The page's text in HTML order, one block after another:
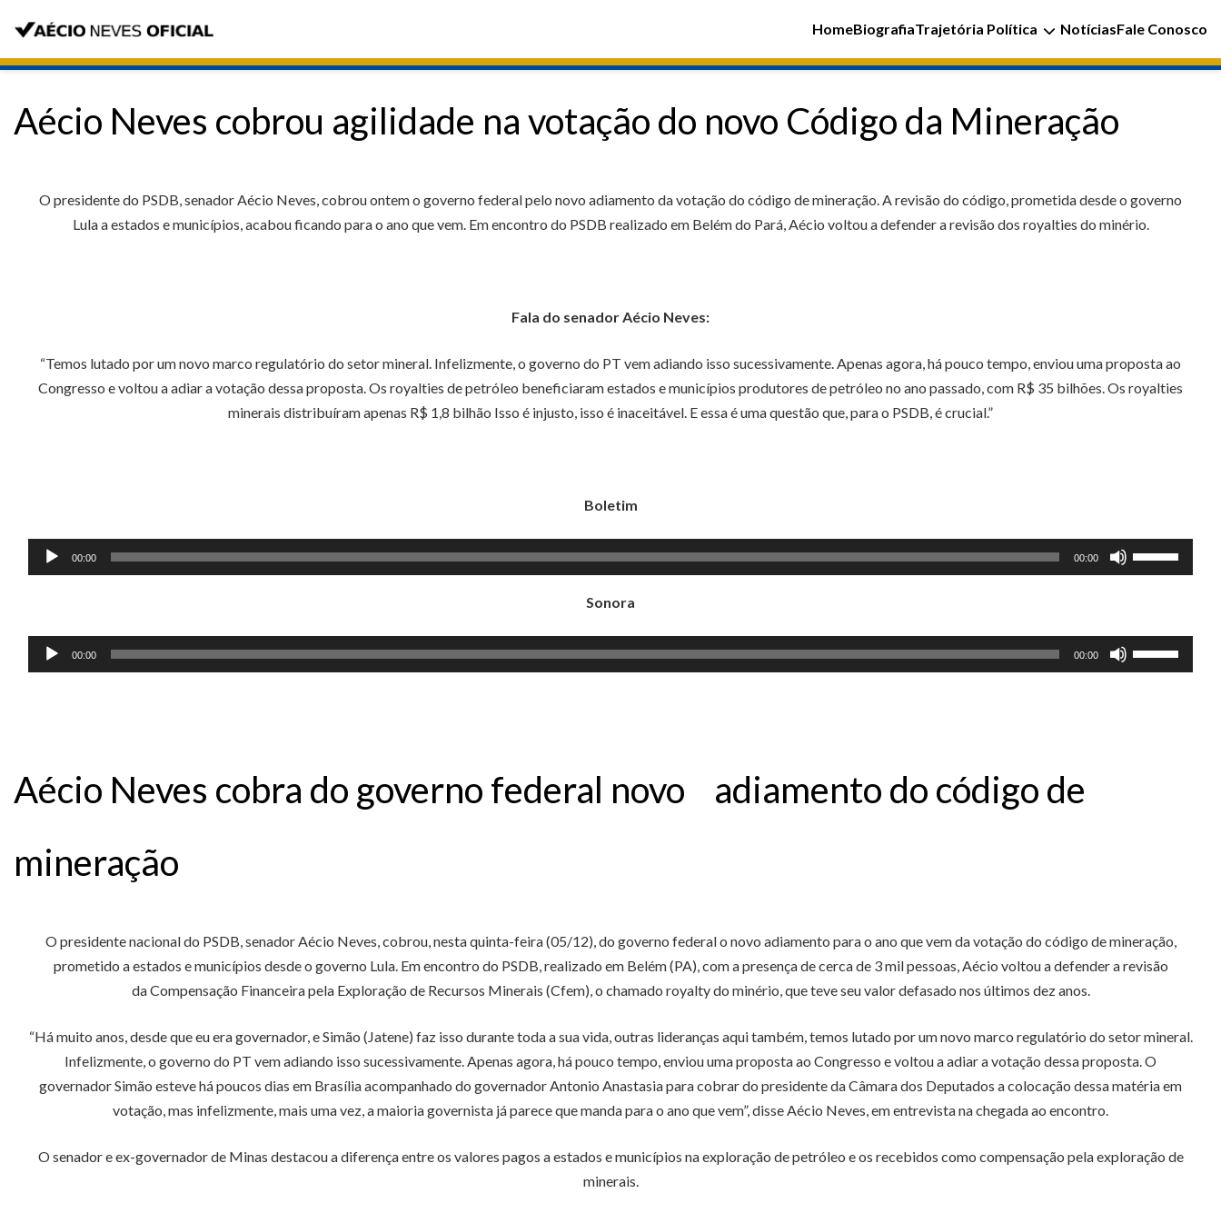
HomeBiografiaTrajetória Política NotíciasFale Conosco
Aécio Neves cobrou agilidade na votação do novo Código da Mineração
O presidente do PSDB, senador Aécio Neves, cobrou ontem o governo federal pelo novo adiamento da votação do código de mineração. A revisão do código, prometida desde o governo
Lula a estados e municípios, acabou ficando para o ano que vem. Em encontro do PSDB realizado em Belém do Pará, Aécio voltou a defender a revisão dos royalties do minério.
Fala do senador Aécio Neves:
“Temos lutado por um novo marco regulatório do setor mineral. Infelizmente, o governo do PT vem adiando isso sucessivamente. Apenas agora, há pouco tempo, enviou uma proposta ao
Congresso e voltou a adiar a votação dessa proposta. Os royalties de petróleo beneficiaram estados e municípios produtores de petróleo no ano passado, com R$ 35 bilhões. Os royalties
minerais distribuíram apenas R$ 1,8 bilhão Isso é injusto, isso é inaceitável. E essa é uma questão que, para o PSDB, é crucial.”
Boletim
Tocador
de
00:00 00:00
Use
as
cima
ou
Sonora
Tocador
de
00:00 00:00
Use
as
o
volume.
Aécio Neves cobra do governo federal novo adiamento do código de
mineração
O presidente nacional do PSDB, senador Aécio Neves, cobrou, nesta quinta-feira (05/12), do governo federal o novo adiamento para o ano que vem da votação do código de mineração,
prometido a estados e municípios desde o governo Lula. Em encontro do PSDB, realizado em Belém (PA), com a presença de cerca de 3 mil pessoas, Aécio voltou a defender a revisão
da Compensação Financeira pela Exploração de Recursos Minerais (Cfem), o chamado royalty do minério, que teve seu valor defasado nos últimos dez anos.
“Há muito anos, desde que eu era governador, e Simão (Jatene) faz isso durante toda a sua vida, outras lideranças aqui também, temos lutado por um novo marco regulatório do setor mineral.
Infelizmente, o governo do PT vem adiando isso sucessivamente. Apenas agora, há pouco tempo, enviou uma proposta ao Congresso e voltou a adiar a votação dessa proposta. O
governador Simão esteve há poucos dias em Brasília acompanhado do governador Antonio Anastasia para cobrar do presidente da Câmara dos Deputados a colocação dessa matéria em
votação, mas infelizmente, mais uma vez, a maioria governista já parece que manda para o ano que vem”, disse Aécio Neves, em entrevista na chegada ao encontro.
O senador e ex-governador de Minas destacou a diferença entre os valores pagos a estados e municípios na exploração de petróleo e os recebidos como compensação pela exploração de
minerais.